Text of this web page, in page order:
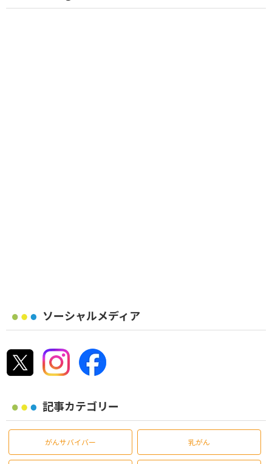
ソーシャルメディア
記事カテゴリー
がんサバイバー 乳がん